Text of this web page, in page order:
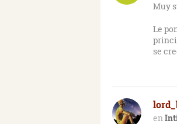
Muy
Le
se